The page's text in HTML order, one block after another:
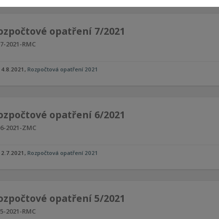
opatření 7/2021
2021-RMC
4.8.2021 , Rozpočtová opatření 2021
opatření 6/2021
2021-ZMC
2.7.2021 , Rozpočtová opatření 2021
opatření 5/2021
2021-RMC